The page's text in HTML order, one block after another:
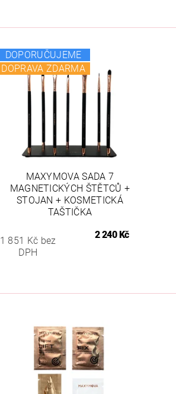
DOPORUČUJEME
DOPRAVA ZDARMA
MAXYMOVA SADA 7
MAGNETICKÝCH ŠTĚTCŮ +
STOJAN + KOSMETICKÁ
TAŠTIČKA
1 851 Kč bez
DPH
2 240 Kč